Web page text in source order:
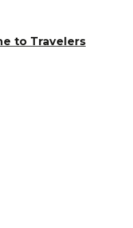
to Travelers